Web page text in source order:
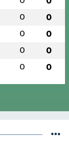
0 0
0 0
0 0
0 0